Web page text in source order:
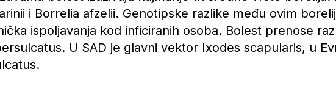
i Borrelia afzelii. Genotipske razlike među ovim
ispoljavanja kod inficiranih osoba. Bolest prenose
U SAD je glavni vektor Ixodes scapularis, u